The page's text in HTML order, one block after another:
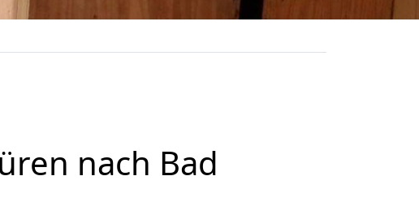
nach Bad